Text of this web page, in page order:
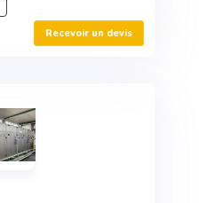
Recevoir un devis